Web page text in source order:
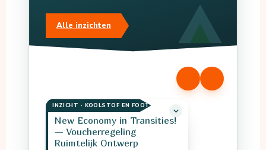
Alle inzichten
INZICHT · KOOLSTOF EN FOOTPRINT
New Economy in Transities!
— Voucherregeling
Ruimtelijk Ontwerp